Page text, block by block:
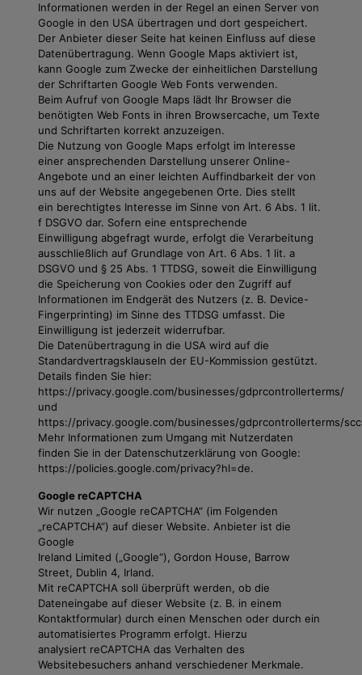
Informationen werden in der Regel an einen Server von
Google in den USA übertragen und dort gespeichert.
Der Anbieter dieser Seite hat keinen Einfluss auf diese
Datenübertragung. Wenn Google Maps aktiviert ist,
kann Google zum Zwecke der einheitlichen Darstellung
der Schriftarten Google Web Fonts verwenden.
Beim Aufruf von Google Maps lädt Ihr Browser die
benötigten Web Fonts in ihren Browsercache, um Texte
und Schriftarten korrekt anzuzeigen.
Die Nutzung von Google Maps erfolgt im Interesse
einer ansprechenden Darstellung unserer Online-
Angebote und an einer leichten Auffindbarkeit der von
uns auf der Website angegebenen Orte. Dies stellt
ein berechtigtes Interesse im Sinne von Art. 6 Abs. 1 lit.
f DSGVO dar. Sofern eine entsprechende
Einwilligung abgefragt wurde, erfolgt die Verarbeitung
ausschließlich auf Grundlage von Art. 6 Abs. 1 lit. a
DSGVO und § 25 Abs. 1 TTDSG, soweit die Einwilligung
die Speicherung von Cookies oder den Zugriff auf
Informationen im Endgerät des Nutzers (z. B. Device-
Fingerprinting) im Sinne des TTDSG umfasst. Die
Einwilligung ist jederzeit widerrufbar.
Die Datenübertragung in die USA wird auf die
Standardvertragsklauseln der EU-Kommission gestützt.
Details finden Sie hier:
https://privacy.google.com/businesses/gdprcontrollerterms/
und
https://privacy.google.com/businesses/gdprcontrollerterms/
Mehr Informationen zum Umgang mit Nutzerdaten
finden Sie in der Datenschutzerklärung von Google:
https://policies.google.com/privacy?hl=de.
Google reCAPTCHA
Wir nutzen „Google reCAPTCHA“ (im Folgenden
„reCAPTCHA“) auf dieser Website. Anbieter ist die
Google
Ireland Limited („Google“), Gordon House, Barrow
Street, Dublin 4, Irland.
Mit reCAPTCHA soll überprüft werden, ob die
Dateneingabe auf dieser Website (z. B. in einem
Kontaktformular) durch einen Menschen oder durch ein
automatisiertes Programm erfolgt. Hierzu
analysiert reCAPTCHA das Verhalten des
Websitebesuchers anhand verschiedener Merkmale.